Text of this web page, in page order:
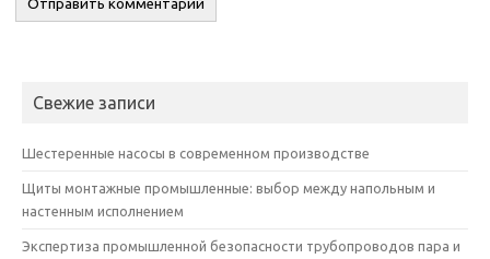
Свежие записи
Шестеренные насосы в современном производстве
Щиты монтажные промышленные: выбор между напольным и
настенным исполнением
Экспертиза промышленной безопасности трубопроводов пара и